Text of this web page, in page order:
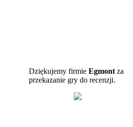
Dziękujemy firmie Egmont za
przekazanie gry do recenzji.